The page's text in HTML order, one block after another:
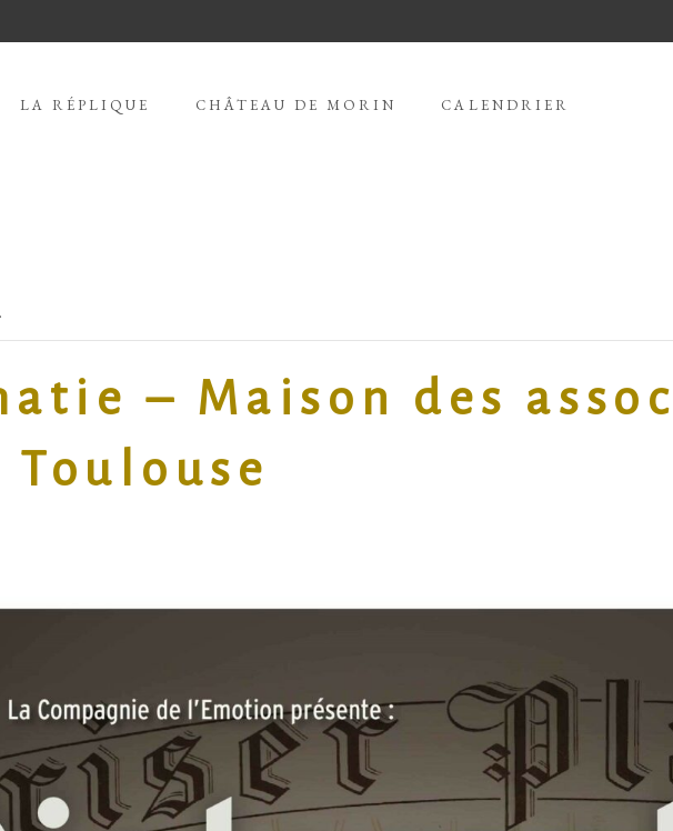
LA RÉPLIQUE CHÂTEAU DE MORIN CALENDRIER
– Maison des